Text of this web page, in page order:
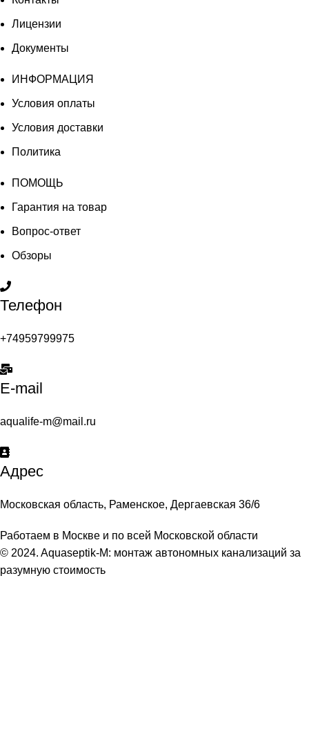
Лицензии
Документы
ИНФОРМАЦИЯ
Условия оплаты
Условия доставки
Политика
ПОМОЩЬ
Гарантия на товар
Вопрос-ответ
Обзоры
Телефон
+74959799975
E-mail
aqualife-m@mail.ru
Адрес
Московская область, Раменское, Дергаевская 36/6
Работаем в Москве и по всей Московской области
© 2024. Aquaseptik-M: монтаж автономных канализаций за
разумную стоимость